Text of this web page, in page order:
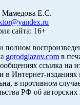
Мамедова Е.С.
сайта: 16+
полном
gorodglazov.com в
ссылка на
в Интернет-изданиях
в противном
РФ об